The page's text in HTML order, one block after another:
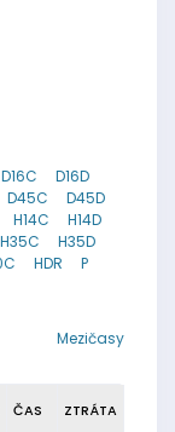
D16C
D16D
D45C
D45D
H14C
H14D
H35C
H35D
HDR
P
Mezičasy
ČAS ZTRÁTA